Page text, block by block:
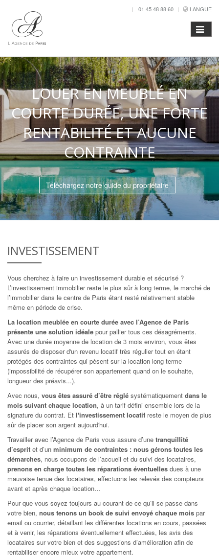
01 45 48 88 60 LANGUE
LOUER EN MEUBLÉ EN
COURTE DURÉE, UNE FORTE
RENTABILITÉ ET AUCUNE
CONTRAINTE
Téléchargez notre guide du propriétaire
INVESTISSEMENT
Vous cherchez à faire un investissement durable et sécurisé ?
L’investissement immobilier reste le plus sûr à long terme, le marché de
l’immobilier dans le centre de Paris étant resté relativement stable
même en période de crise.
La location meublée en courte durée avec l’Agence de Paris
présente une solution idéale pour pallier tous ces désagréments.
Avec une durée moyenne de location de 3 mois environ, vous êtes
assurés de disposer d'un revenu locatif très régulier tout en étant
protégés des contraintes qui pèsent sur la location long terme
(impossibilité de récupérer son appartement quand on le souhaite,
longueur des préavis...).
Avec nous, vous êtes assuré d’être réglé systématiquement dans le
mois suivant chaque location, à un tarif défini ensemble lors de la
signature du contrat. Et l'investissement locatif reste le moyen de plus
sûr de placer son argent aujourd'hui.
Travailler avec l’Agence de Paris vous assure d’une tranquillité
d’esprit et d’un minimum de contraintes : nous gérons toutes les
démarches, nous occupons de l’accueil et du suivi des locataires,
prenons en charge toutes les réparations éventuelles dues à une
mauvaise tenue des locataires, effectuons les relevés des compteurs
avant et après chaque location…
Pour que vous soyez toujours au courant de ce qu’il se passe dans
votre bien, nous tenons un book de suivi envoyé chaque mois par
email ou courrier, détaillant les différentes locations en cours, passées
et à venir, les réparations éventuellement effectuées, les avis des
locataires sur votre bien et des suggestions d’amélioration afin de
rentabiliser encore mieux votre appartement.